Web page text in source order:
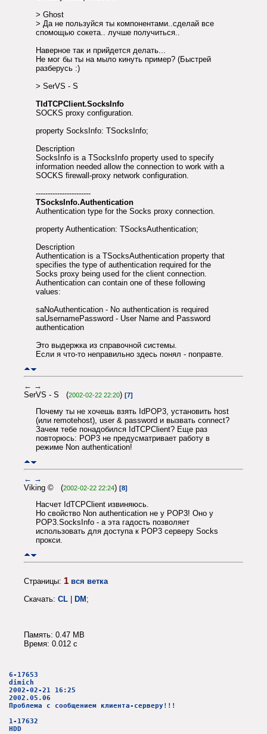
> Ghost
> Да не пользуйся ты компонентами..сделай все
спомощью сокета.. лучше получиться..
Наверное так и прийдется делать...
Не мог бы ты на мыло кинуть пример? (Быстрей
разберусь :)
> SerVS - S
TIdTCPClient.SocksInfo
SOCKS proxy configuration.
property SocksInfo: TSocksInfo;
Description
SocksInfo is a TSocksInfo property used to specify
information needed allow the connection to work with a
SOCKS firewall-proxy network configuration.
-----------------------
TSocksInfo.Authentication
Authentication type for the Socks proxy connection.
property Authentication: TSocksAuthentication;
Description
Authentication is a TSocksAuthentication property that
specifies the type of authentication required for the
Socks proxy being used for the client connection.
Authentication can contain one of these following
values:
saNoAuthentication - No authentication is required
saUsernamePassword - User Name and Password
authentication
Это выдержка из справочной системы.
Если я что-то неправильно здесь понял - поправте.
← →
SerVS - S (2002-02-22 22:20) [7]
Почему ты не хочешь взять IdPOP3, установить host
(или remotehost), user & password и вызвать connect?
Зачем тебе понадобился IdTCPClient? Еще раз
повторюсь: POP3 не предусматривает работу в
режиме Non authentication!
← →
Viking © (2002-02-22 22:24) [8]
Насчет IdTCPClient извиняюсь.
Но свойство Non authentication не у POP3! Оно у
POP3.SocksInfo - а эта гадость позволяет
использовать для доступа к POP3 серверу Socks
прокси.
Страницы: 1 вся ветка
Скачать: CL | DM;
Память: 0.47 MB
Время: 0.012 c
6-17653
dimich
2002-02-21 16:25
2002.05.06
Проблема с сообщением клиента-серверу!!!
1-17632
HDD